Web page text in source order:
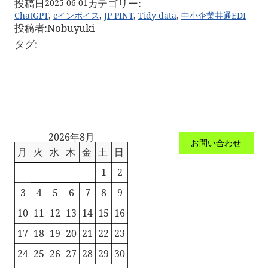
CLAIM, DAMAGES OR OTHER
LIABILITY, WHETHER IN AN ACTION OF CONTRACT,
TORT OR OTHERWISE, ARISING FROM,
OUT OF OR IN CONNECTION WITH THE SOFTWARE OR
THE USE OR OTHER DEALINGS IN THE
single_csv_path=None, all_csv_path=None):
    # 出力ファイル名のデフォルト設定（指定がなければ標
準のファイル名を使用）
os.path.join(base_dir,
"structured_invoice_export0.csv")
    if all_csv_path is None:
        all_csv_path = os.path.join(base_dir,
"structured_invoice_export1.csv")
    # --- CSV 読み込み ---
    # 各種マスタファイルと取引データを読み込む
投稿日2025-06-01カテゴリー:
ChatGPT, eインボイス, JP PINT, Tidy data, 中小企業共通EDI
投稿者:Nobuyuki
タグ:
2026年8月
月
火 水 木 金 土
日
1
2
3
4 5 6 7 8
9
10 11 12 13 14 15 16
17 18 19 20 21 22 23
24 25 26 27 28 29 30
お問い合わせ